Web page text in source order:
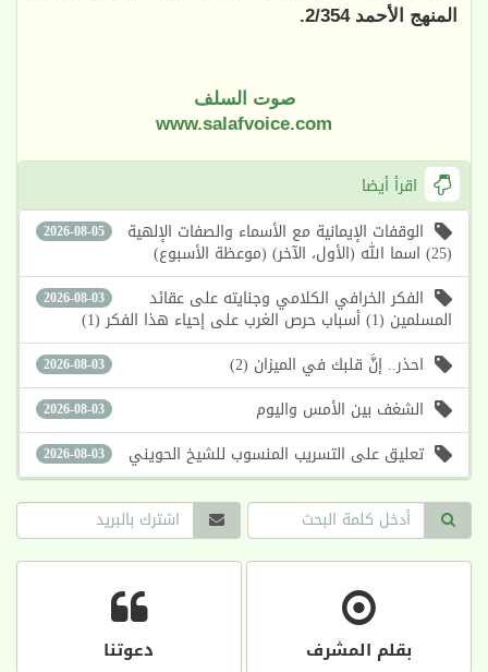
المنهج الأحمد 2/354.
صوت السلف
www.salafvoice.com
اقرأ أيضا
2026-08-05 الوقفات الإيمانية مع الأسماء والصفات الإلهية
(25) اسما الله (الأول، الآخر) (موعظة الأسبوع)
2026-08-03 الفكر الخرافي الكلامي وجنايته على عقائد
المسلمين (1) أسباب حرص الغرب على إحياء هذا الفكر (1)
2026-08-03 احذر.. إنَّ قلبك في الميزان (2)
2026-08-03 الشغف بين الأمس واليوم
2026-08-03 تعليق على التسريب المنسوب للشيخ الحويني
بقلم المشرف دعوتنا